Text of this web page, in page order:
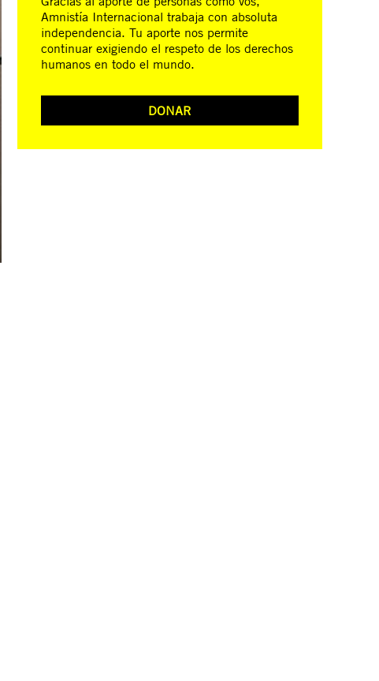
Amnistía Internacional trabaja con absoluta
independencia. Tu aporte nos permite
continuar exigiendo el respeto de los derechos
humanos en todo el mundo.
DONAR